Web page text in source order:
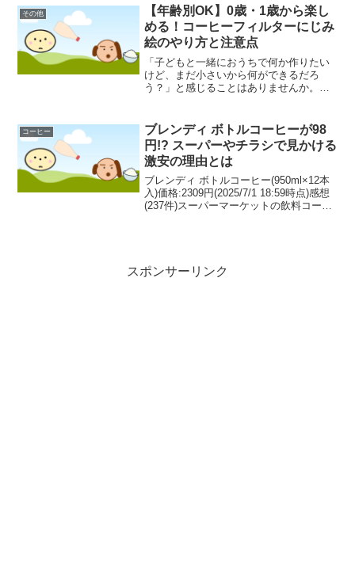
きの後に、予期せぬ不快感が訪れること
があります。飲んだ直後は...
その他
【年齢別OK】0歳・1歳から楽し
める！コーヒーフィルターにじみ
絵のやり方と注意点
「子どもと一緒におうちで何か作りたい
けど、まだ小さいから何ができるだろ
う？」と感じることはありませんか。特
なるところかもしれません。そんな時に
おすすめしたいのが「コー...
コーヒー
ブレンディ ボトルコーヒーが98
円!? スーパーやチラシで見かける
激安の理由とは
ブレンディ ボトルコーヒー(950ml×12本
入)価格:2309円(2025/7/1 18:59時点)感想
(237件)スーパーマーケットの飲料コーナ
スポンサーリンク